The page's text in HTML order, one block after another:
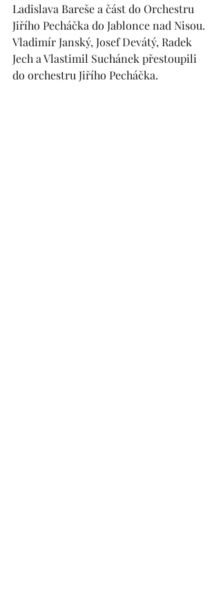
Ladislava Bareše a část do Orchestru
Jiřího Pecháčka do Jablonce nad Nisou.
Vladimír Janský, Josef Devátý, Radek
Jech a Vlastimil Suchánek přestoupili
do orchestru Jiřího Pecháčka.